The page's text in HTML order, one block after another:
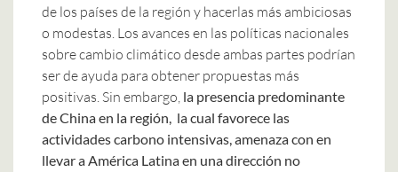
de los países de la región y hacerlas más ambiciosas
o modestas. Los avances en las políticas nacionales
sobre cambio climático desde ambas partes podrían
ser de ayuda para obtener propuestas más
positivas. Sin embargo, la presencia predominante
de China en la región, la cual favorece las
actividades carbono intensivas, amenaza con en
llevar a América Latina en una dirección no